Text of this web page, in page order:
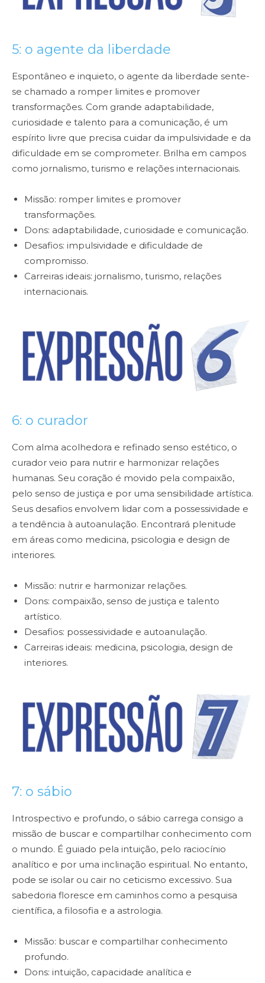
5: o agente da liberdade
Espontâneo e inquieto, o agente da liberdade sente-
se chamado a romper limites e promover
transformações. Com grande adaptabilidade,
curiosidade e talento para a comunicação, é um
espírito livre que precisa cuidar da impulsividade e da
dificuldade em se comprometer. Brilha em campos
como jornalismo, turismo e relações internacionais.
Missão: romper limites e promover
transformações.
Dons: adaptabilidade, curiosidade e comunicação.
Desafios: impulsividade e dificuldade de
compromisso.
Carreiras ideais: jornalismo, turismo, relações
internacionais.
6: o curador
Com alma acolhedora e refinado senso estético, o
curador veio para nutrir e harmonizar relações
humanas. Seu coração é movido pela compaixão,
pelo senso de justiça e por uma sensibilidade artística.
Seus desafios envolvem lidar com a possessividade e
a tendência à autoanulação. Encontrará plenitude
em áreas como medicina, psicologia e design de
interiores.
Missão: nutrir e harmonizar relações.
Dons: compaixão, senso de justiça e talento
artístico.
Desafios: possessividade e autoanulação.
Carreiras ideais: medicina, psicologia, design de
interiores.
7: o sábio
Introspectivo e profundo, o sábio carrega consigo a
missão de buscar e compartilhar conhecimento com
o mundo. É guiado pela intuição, pelo raciocínio
analítico e por uma inclinação espiritual. No entanto,
pode se isolar ou cair no ceticismo excessivo. Sua
sabedoria floresce em caminhos como a pesquisa
científica, a filosofia e a astrologia.
Missão: buscar e compartilhar conhecimento
profundo.
Dons: intuição, capacidade analítica e